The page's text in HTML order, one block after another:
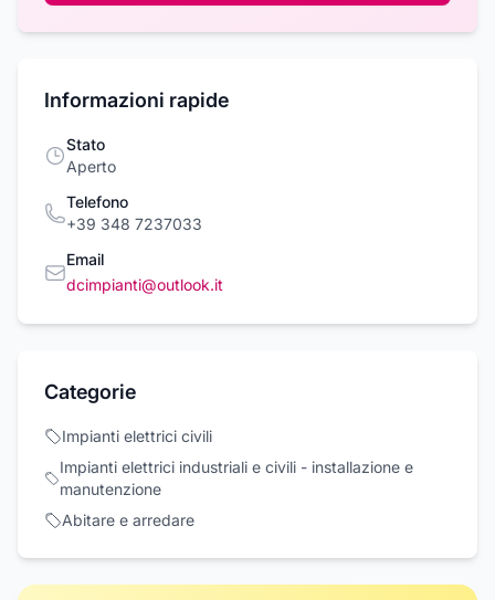
Informazioni rapide
Stato
Aperto
Telefono
+39 348 7237033
Email
dcimpianti@outlook.it
Categorie
Impianti elettrici civili
Impianti elettrici industriali e civili - installazione e
manutenzione
Abitare e arredare